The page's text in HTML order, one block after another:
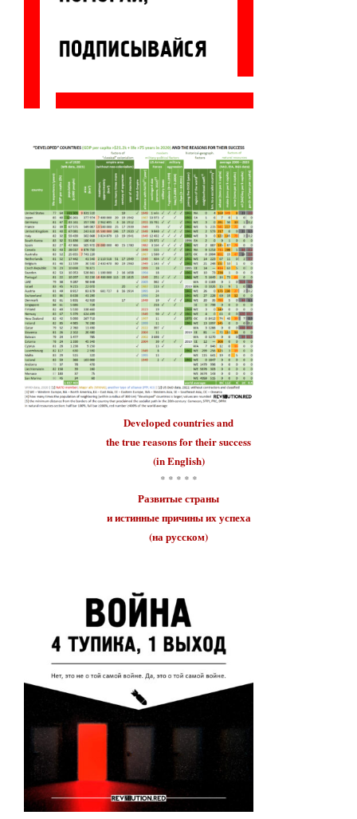
Developed countriesand
the true reasons for theirsuccess
(in English)
* * * * *
Развитые страны
и истинные причины ихуспеха
(на русском)